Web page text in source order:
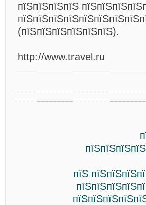
пїЅпїЅпїЅпїЅ
(пїЅпїЅпїЅпїЅпїЅпїЅ).
http://www.travel.ru
пїЅ